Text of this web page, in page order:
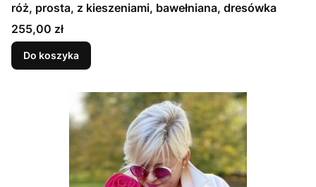
róż, prosta, z kieszeniami, bawełniana, dresówka
Cena
255,00 zł
Do koszyka